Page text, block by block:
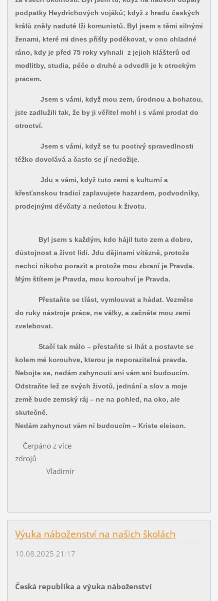
podpatky Heydrichových vojáků; když z hradu českých
králů zněly naduté lži komunistů. Byl jsem s těmi silnými
ženami, které mi dnes přišly poděkovat, v ono chladné
ráno, kdy je před 75 roky vyhnali z jejich klášterů od
modlitby, studia, péče o druhé a odvedli je k otrockým
pracem.
Jsem s vámi, když mou zem, úrodnou a bohatou,
jste zadlužili tak, že by ji věřitel mohl i s vámi prodat do
otroctví.
Jsem s vámi, když se tu poctivý spravedlnosti
těžko dovolává a často se jí nedožije.
Jdu s vámi, když tuto zemi s kulturní a
křesťanskou tradicí zaplavujete hazardem, podvodníky,
prodejnými děvčaty a neúctou k životu.
Byl jsem s každým, kdo hájil tuto zem a dobro,
důstojnost a život lidí. Jdu dějinami vítězně, protože
nechci nikoho porazit a protože mou zbraní je Pravda.
Mým štítem je Pravda, mou korouhví je Pravda.
Přestaňte se třást, vymlouvat a hádat. Vezměte
do ruky nástroje práce, ne války, a začněte mou zemi
zvelebovat.
Stačí tak málo – přestaňte si lhát a postavte se
kolem mé korouhve, kterou je neporazitelná pravda.
Nebojte se, nedám zahynouti ani vám ani budoucím.
Odstraňte lež ze svých životů, jednání a slov a moje
země bude zemský ráj – ne na pohled, na oko, ale
skutečně.
Nedám zahynout vám ni budoucím – Kriste eleison.
Čerpáno z více
zdrojů
Vladimír
Výuka náboženství na našich školách
10.08.2025 21:17
Česká republika a výuka náboženství